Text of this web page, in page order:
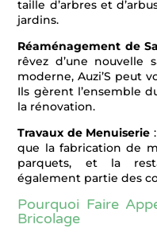
taille d’arbres et
jardins.
Réaménagement de
rêvez d’une nouvelle
moderne, Auzi’S peut
Ils gèrent l’ensemble
la rénovation.
Travaux de Menuiserie
que la fabrication de
parquets, et la
également partie des
Pourquoi Faire
Bricolage